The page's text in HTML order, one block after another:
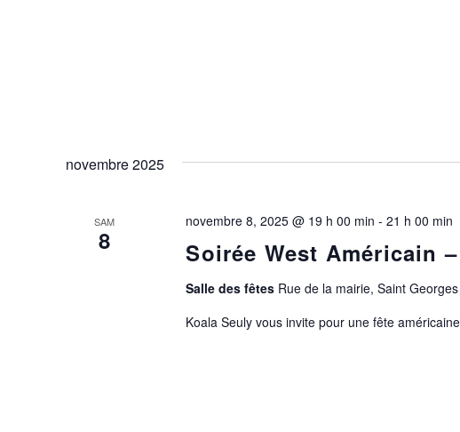
novembre 2025
SAM
8 Soirée West Américain
novembre 8, 2025 @ 19 h 00 min -21 h 00 min
Salle des fêtes Rue de la mairie, Saint
Koala Seuly vous invite pour une fête